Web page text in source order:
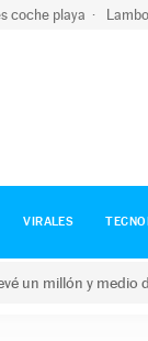
coche playa
VIRALES
un millón y